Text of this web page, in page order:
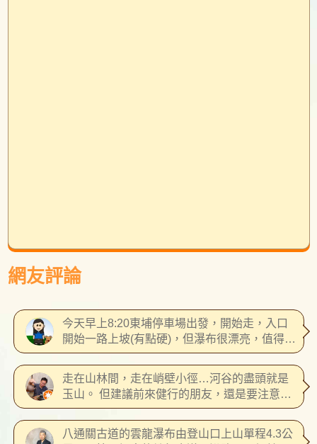
網友評論
今天早上8:20東埔停車場出發，開始走，入口
開始一路上坡(有點硬)，但瀑布很漂亮，值得一
遊，回到登山路口(11杯咖啡左邊)已經是下午1
點10分了。 登山路程有二家賣愛玉冰CP值很高
🥣，建議回程再吃，因為山上一路上沒有洗手
間。 Ps記得把自己的垃圾帶走🙂_LNT
走在山林間，走在峭壁小徑…河谷的盡頭就是
玉山。 但建議前來健行的朋友，還是要注意安
全，尤其是拍照時務必小心，峭壁可能有落
石，且有一邊就是懸崖。 古道入口附近的愛玉
真材實料，每碗30元，昨天上下山各吃一碗，
八通關古道的雲龍瀑布由登山口上山單程4.3公